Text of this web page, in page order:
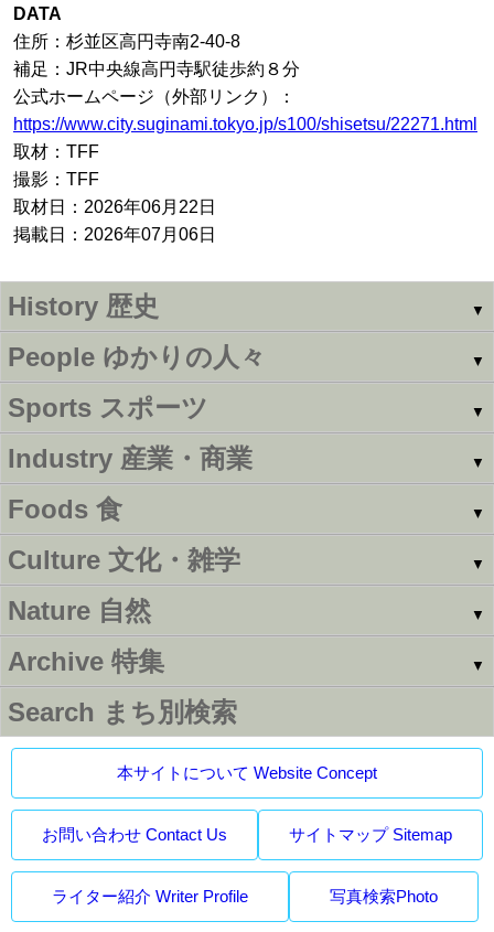
DATA
住所：杉並区⾼円寺南2-40-8
補足：JR中央線高円寺駅徒歩約８分
公式ホームページ（外部リンク）：
https://www.city.suginami.tokyo.jp/s100/shisetsu/22271.html
取材：TFF
撮影：TFF
取材日：2026年06月22日
掲載日：2026年07月06日
History 歴史 ▼
People ゆかりの人々 ▼
Sports スポーツ ▼
Industry 産業・商業 ▼
Foods 食 ▼
Culture 文化・雑学 ▼
Nature 自然 ▼
Archive 特集 ▼
Search まち別検索
本サイトについて Website Concept
お問い合わせ Contact Us サイトマップ Sitemap
ライター紹介 Writer Profile 写真検索Photo